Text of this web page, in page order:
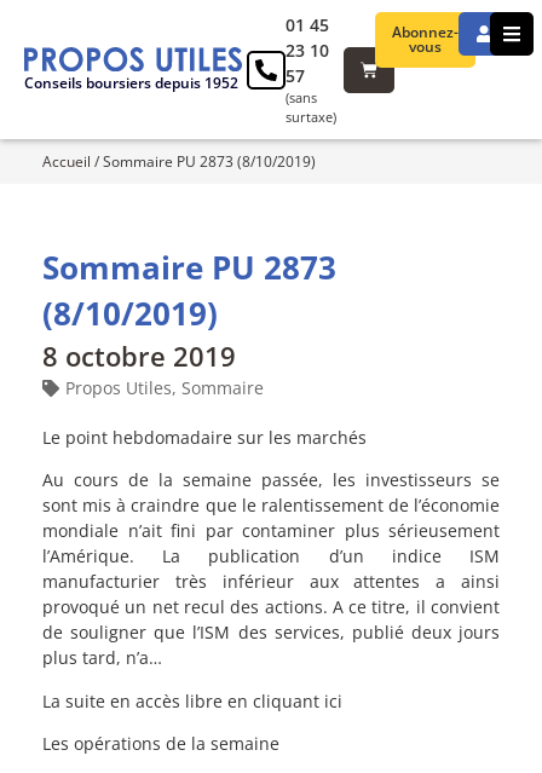
Conseils boursiers depuis 1952
Abonnez-
vous
01 45
23 10
57
(sans
surtaxe)
Accueil /Sommaire PU 2873 (8/10/2019)
Sommaire PU 2873
(8/10/2019)
8 octobre 2019
Propos Utiles, Sommaire
Le point hebdomadaire sur les marchés
Au cours de la semaine passée, les investisseurs se
sont mis à craindre que le ralentissement de l’économie
mondiale n’ait fini par contaminer plus sérieusement
l’Amérique. La publication d’un indice ISM
manufacturier très inférieur aux attentes a ainsi
provoqué un net recul des actions. A ce titre, il convient
de souligner que l’ISM des services, publié deux jours
plus tard, n’a…
La suite en accès libre en cliquant ici
Les opérations de la semaine